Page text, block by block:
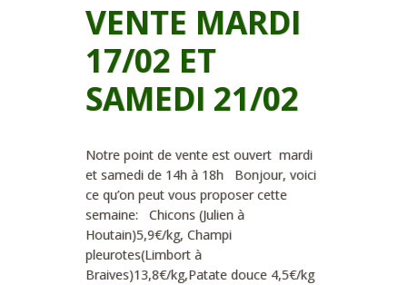
VENTE MARDI
17/02 ET
SAMEDI 21/02
Notre point de vente est ouvert mardi
et samedi de 14h à 18h Bonjour, voici
ce qu’on peut vous proposer cette
semaine: Chicons (Julien à
Houtain)5,9€/kg, Champi
pleurotes(Limbort à
Braives)13,8€/kg,Patate douce 4,5€/kg